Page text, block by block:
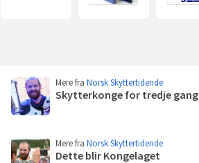
poster
Mere fra Norsk Skyttertidende
Skytterkonge for tredje gang
Mere fra Norsk Skyttertidende
Dette blir Kongelaget